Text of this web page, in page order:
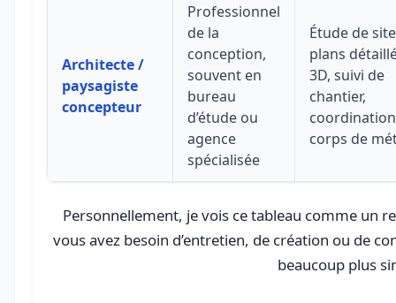
Architecte /
paysagiste
concepteur
Professionnel
de la
conception,
souvent en
bureau
d’étude ou
agence
spécialisée
Étude de
plans
3D, suivi de
chantier,
corps de
Personnellement, je vois ce tableau comme un
vous avez besoin d’entretien, de création ou de
beaucoup plus